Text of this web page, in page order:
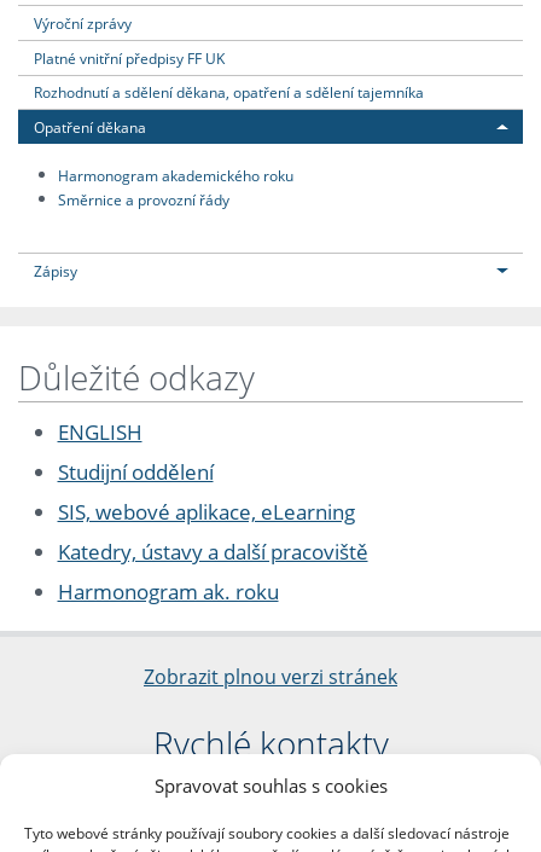
Spravovat souhlas s cookies
Tyto webové stránky používají soubory cookies a další sledovací nástroje
Výroční zprávy
Platné vnitřní předpisy FF UK
Rozhodnutí a sdělení děkana, opatření a sdělení tajemníka
Opatření děkana
Harmonogram akademického roku
Směrnice a provozní řády
Zápisy
Důležité odkazy
ENGLISH
Studijní oddělení
SIS, webové aplikace, eLearning
Katedry, ústavy a další pracoviště
Harmonogram ak. roku
Zobrazit plnou verzi stránek
Rychlé kontakty
Filozofická fakulta
nám. Jana Palacha 1/2